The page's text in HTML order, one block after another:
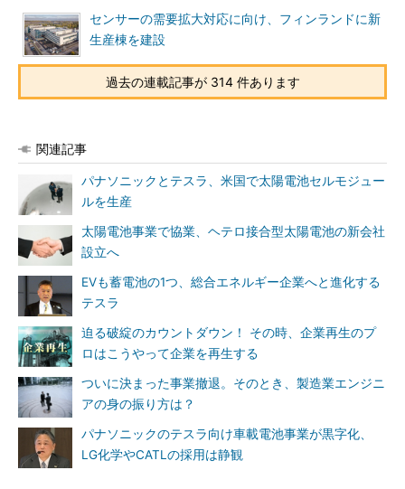
センサーの需要拡大対応に向け、フィンランドに新
生産棟を建設
過去の連載記事が 314 件あります
関連記事
パナソニックとテスラ、米国で太陽電池セルモジュー
ルを生産
太陽電池事業で協業、ヘテロ接合型太陽電池の新会社
設立へ
EVも蓄電池の1つ、総合エネルギー企業へと進化する
テスラ
迫る破綻のカウントダウン！ その時、企業再生のプ
ロはこうやって企業を再生する
ついに決まった事業撤退。そのとき、製造業エンジニ
アの身の振り方は？
パナソニックのテスラ向け車載電池事業が黒字化、
LG化学やCATLの採用は静観